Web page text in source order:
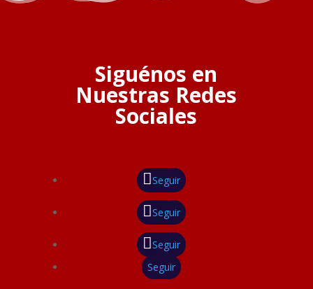
Siguénos en
Nuestras Redes
Sociales
Seguir
Seguir
Seguir
Seguir